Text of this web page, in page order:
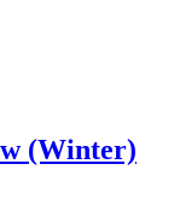
(Winter)